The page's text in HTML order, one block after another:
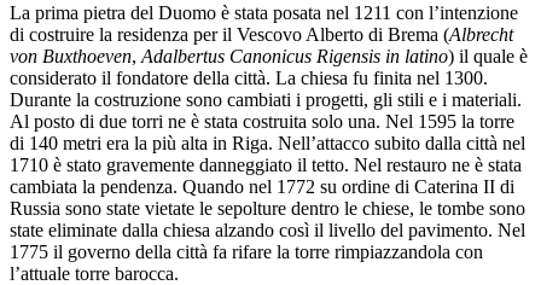
La prima pietra del Duomo è stata posata nel 1211 con l’intenzione
di costruire la residenza per il Vescovo Alberto di Brema (Albrecht
von Buxthoeven, Adalbertus Canonicus Rigensis in latino) il quale è
considerato il fondatore della città. La chiesa fu finita nel 1300.
Durante la costruzione sono cambiati i progetti, gli stili e i materiali.
Al posto di due torri ne è stata costruita solo una. Nel 1595 la torre
di 140 metri era la più alta in Riga. Nell’attacco subito dalla città nel
1710 è stato gravemente danneggiato il tetto. Nel restauro ne è stata
cambiata la pendenza. Quando nel 1772 su ordine di Caterina II di
Russia sono state vietate le sepolture dentro le chiese, le tombe sono
state eliminate dalla chiesa alzando così il livello del pavimento. Nel
1775 il governo della città fa rifare la torre rimpiazzandola con
l’attuale torre barocca.